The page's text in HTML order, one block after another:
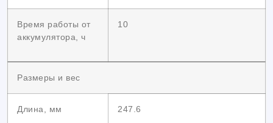
Время работы от
аккумулятора, ч
10
Размеры и вес
Длина, мм 247.6